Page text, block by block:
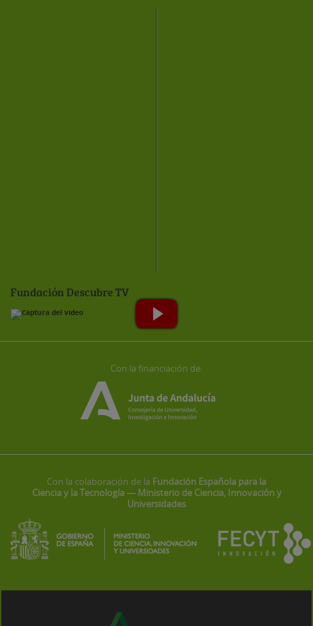
Fundación Descubre TV
Con la financiación de:
Con la colaboración de la Fundación Española para la
Ciencia y la Tecnología — Ministerio de Ciencia, Innovación y
Universidades